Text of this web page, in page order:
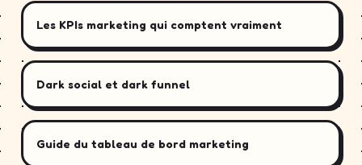
Les KPIs marketing qui comptent vraiment
Dark social et dark funnel
Guide du tableau de bord marketing